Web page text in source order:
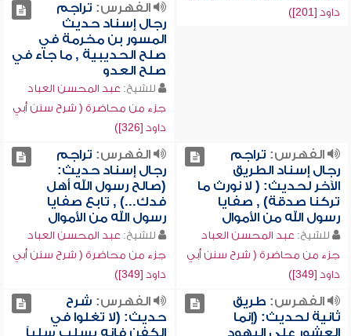
داود [201])
الفهرس: تراجم
رجال إسناد حديث
المسور بن مخرمة في
صلح الحديبية , ما جاء في
صلح العدو
للشيخ: عبد المحسن العباد
جزء من محاضرة ( شرح سنن أبي
داود [326])
الفهرس: تراجم
رجال إسناد الطريق
الآخر لحديث: ( لا نورث ما
تركنا صدقة) , صفايا
رسول الله من الأموال
للشيخ: عبد المحسن العباد
جزء من محاضرة ( شرح سنن أبي
داود [349])
الفهرس: تراجم
رجال إسناد حديث:
(صالح رسول الله أهل
فدك...) , تابع صفايا
رسول الله من الأموال
للشيخ: عبد المحسن العباد
جزء من محاضرة ( شرح سنن أبي
داود [349])
الفهرس: طريق
ثانية لحديث: (إنما
العشور على اليهود
الفهرس: شرح
حديث: (لا تغلوا في
الكفن فإنه يسلب سلباً